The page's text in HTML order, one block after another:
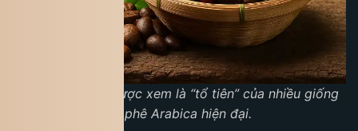
Cà phê Typica được xem là “tổ tiên” của nhiều giống
cà phê Arabica hiện đại.